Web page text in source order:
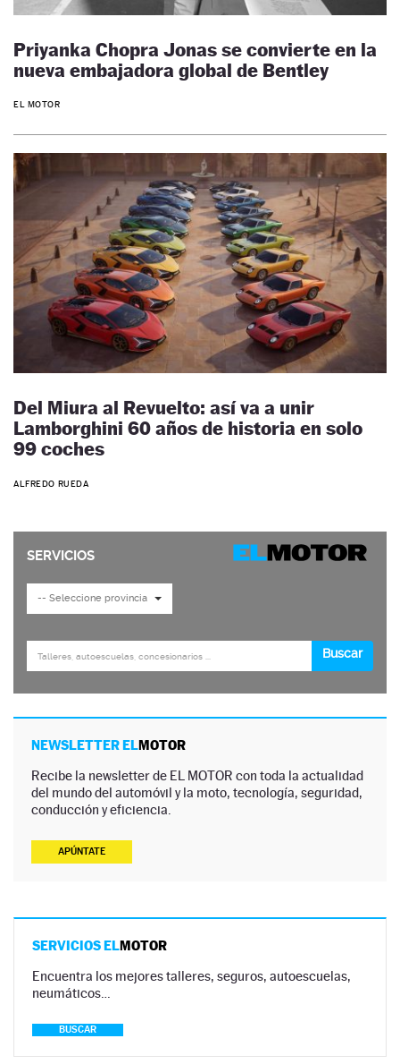
Priyanka Chopra Jonas se convierte en la
nueva embajadora global de Bentley
EL MOTOR
Del Miura al Revuelto: así va a unir
Lamborghini 60 años de historia en solo
99 coches
ALFREDO RUEDA
NEWSLETTER ELMOTOR
Recibe la newsletter de EL MOTOR con toda la actualidad
del mundo del automóvil y la moto, tecnología, seguridad,
conducción y eficiencia.
APÚNTATE
SERVICIOS ELMOTOR
Encuentra los mejores talleres, seguros, autoescuelas,
neumáticos…
BUSCAR